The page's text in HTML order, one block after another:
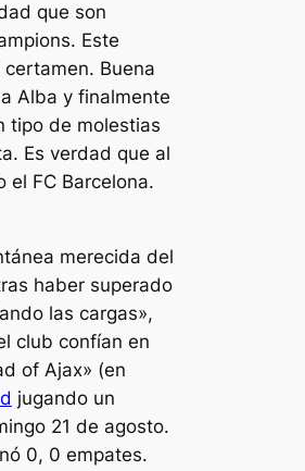
que son
Este
Buena
Alba y finalmente
tipo de molestias
Es verdad que al
FC Barcelona.
merecida del
haber superado
las cargas»,
club confían en
of Ajax» (en
jugando un
21 de agosto.
0, 0 empates.